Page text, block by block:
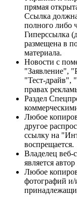
прямая
Ссылка
полного либо
Гиперссылка
размещена в
материала.
Новости с
"Заявление",
"Тест-драйв",
правах
Раздел
Любое
другое
ссылку на
воспрещается.
Владелец веб-
является
Любое
фотографий и/